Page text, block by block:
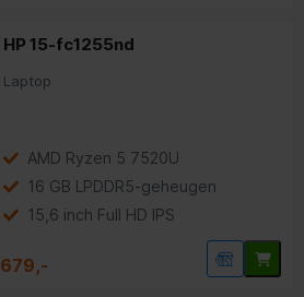
HP 15-fc1255nd
Laptop
AMD Ryzen 5 7520U
16 GB LPDDR5-geheugen
15,6 inch Full HD IPS
679,-